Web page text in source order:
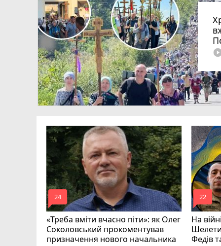
«Треба вміти вчасно піти»: як Олег
Соколовський прокоментував
призначення нового начальника
mode_comment
24
На
Федів
mode_comment
22